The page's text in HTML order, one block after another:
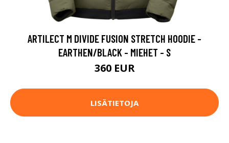
ARTILECT M DIVIDE FUSION STRETCH HOODIE -
EARTHEN/BLACK - MIEHET - S
360 EUR
LISÄTIETOJA